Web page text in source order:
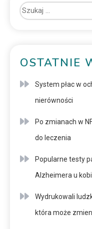
OSTATNIE
System płac w
nierówności
Po zmianach w
do leczenia
Popularne testy
Alzheimera u
Wydrukowali
która może